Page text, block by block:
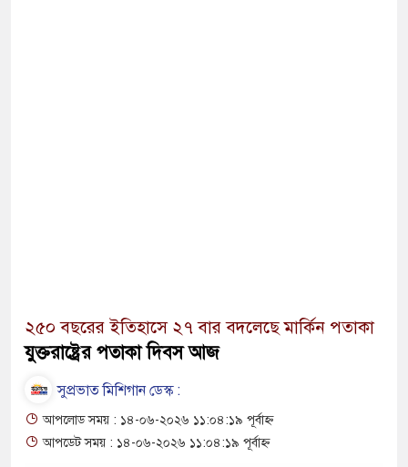
২৫০ বছরের ইতিহাসে ২৭ বার বদলেছে মার্কিন পতাকা
যুক্তরাষ্ট্রের পতাকা দিবস আজ
সুপ্রভাত মিশিগান ডেস্ক :
আপলোড সময় : ১৪-০৬-২০২৬ ১১:০৪:১৯ পূর্বাহ্ন
আপডেট সময় : ১৪-০৬-২০২৬ ১১:০৪:১৯ পূর্বাহ্ন